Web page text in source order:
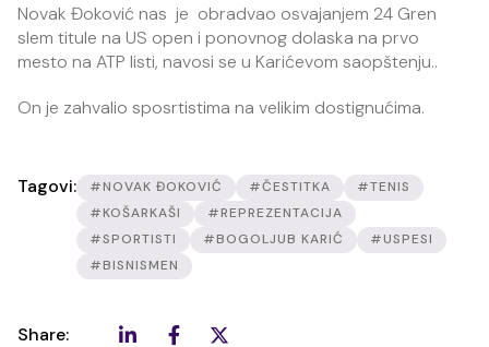
Novak Đoković nas je obradvao osvajanjem 24 Gren
slem titule na US open i ponovnog dolaska na prvo
mesto na ATP listi, navosi se u Karićevom saopštenju..
On je zahvalio sposrtistima na velikim dostignućima.
Tagovi: #NOVAK ĐOKOVIĆ #ČESTITKA
#TENIS
#KOŠARKAŠI
#REPREZENTACIJA
#SPORTISTI
#BOGOLJUB KARIĆ
#USPESI
#BISNISMEN
Share: